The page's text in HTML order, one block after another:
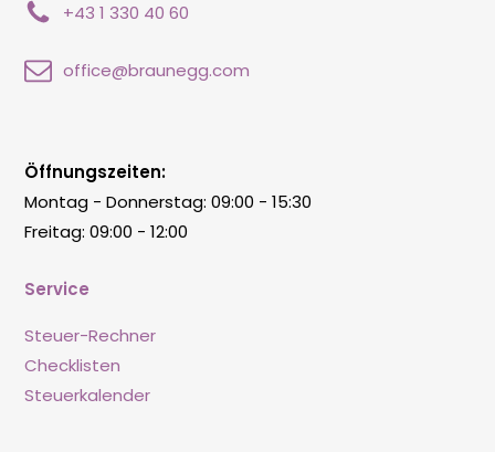
+43 1 330 40 60
office@braunegg.com
Service
Steuer-Rechner
Checklisten
Steuerkalender
Öffnungszeiten:
Montag - Donnerstag: 09:00 - 15:30
Freitag: 09:00 - 12:00